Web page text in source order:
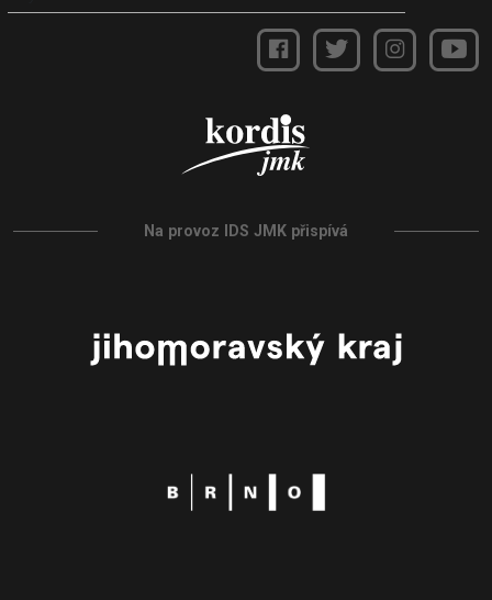
Na provoz IDS JMK přispívá